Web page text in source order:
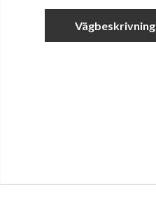
Vägbeskrivning